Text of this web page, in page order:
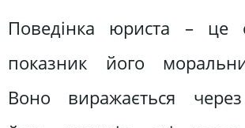
Поведінка юриста – це
показник його
Воно виражається через